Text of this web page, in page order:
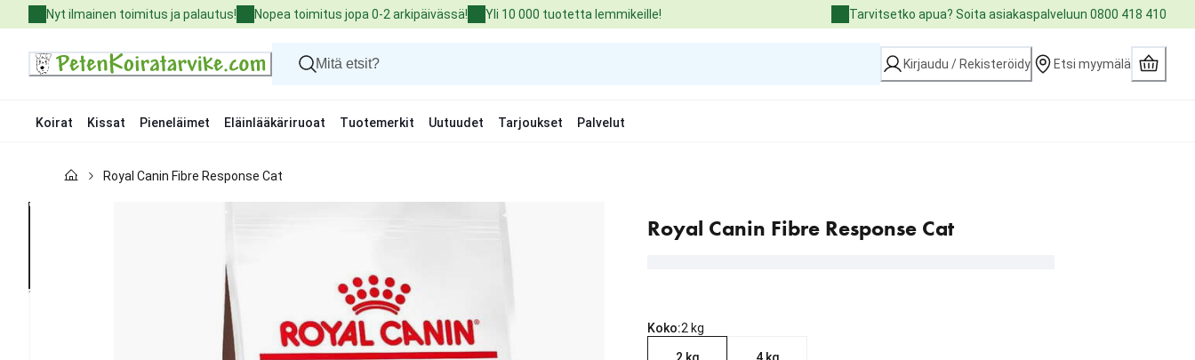
to
Nyt ilmainen toimitus ja palautus! Nopea toimitus jopa 0-2 arkipäivässä! Yli 10 000 tuotetta lemmikeille! Tarvitsetko apua? Soita asiakaspalveluun 0800 418 410
Kirjaudu / Rekisteröidy Etsi myymälä
Koirat Kissat Pieneläimet Eläinlääkäriruoat Tuotemerkit Uutuudet Tarjoukset Palvelut
Kissat
Royal Canin Fibre Response Cat
Royal Canin Fibre Response Cat
Koko:2 kg